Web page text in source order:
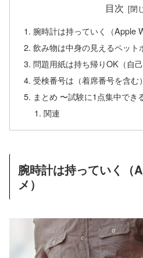
目次
腕時計は持っていく（Apple
飲み物は中身の見えるペット
問題用紙は持ち帰りOK（自
受検番号は（着席番号を含む
まとめ 〜試験に1点集中でき
関連
腕時計は持っていく（
メ）